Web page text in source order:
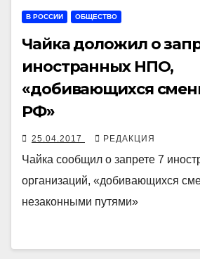
В РОССИИ ОБЩЕСТВО
Чайка доложил о
иностранных НПО,
«добивающихся
РФ»
25.04.2017 РЕДАКЦИЯ
Чайка сообщил о запрете 7
организаций, «добивающихся
незаконными путями»